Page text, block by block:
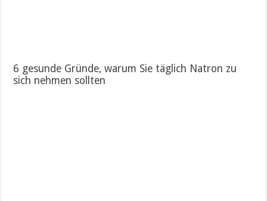
6 gesunde Gründe, warum Sie täglich Natron zu
sich nehmen sollten